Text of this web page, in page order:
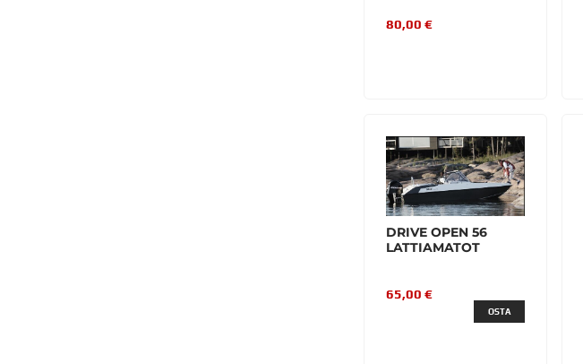
80,00 €
DRIVE OPEN 56
LATTIAMATOT
65,00 €
OSTA